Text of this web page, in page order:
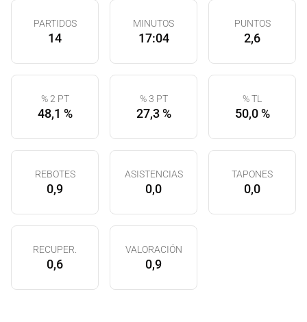
PARTIDOS
14
MINUTOS
17:04
PUNTOS
2,6
% 2 PT
48,1 %
% 3 PT
27,3 %
% TL
50,0 %
REBOTES
0,9
ASISTENCIAS
0,0
TAPONES
0,0
RECUPER.
0,6
VALORACIÓN
0,9